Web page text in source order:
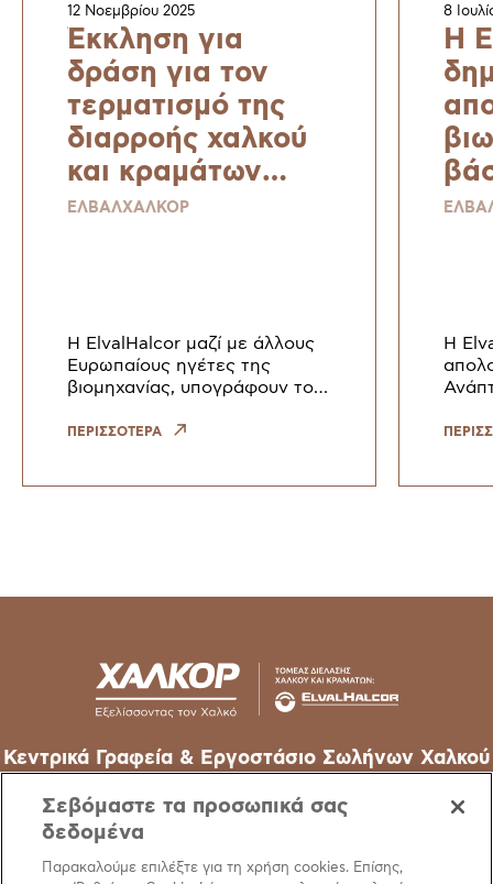
12 Νοεμβρίου 2025
Έκκληση για
δράση για τον
τερματισμό της
διαρροής χαλκού
και κραμάτων
χαλκού – μιας
βιώσιμη Ευρώπη
ΕΛΒΑΛΧΑΛΚΟΡ
Η ElvalHalcor μαζί με άλλους
Ευρωπαίους ηγέτες της
βιομηχανίας, υπογράφουν το
Έκκληση για δράση για τον
ΠΕΡΙΣΣΟΤΕΡΑ
8
H
H
Κεντρικά Γραφεία & Εργοστάσιο Σωλήνων Χαλκού
62o χλμ Εθν. Οδού Αθηνών-Λαμίας, 32011 Οινόφυτα –
Βοιωτίας
T +30 22620 48111
Σεβόμαστε τα προσωπικά σας
δεδομένα
Παρακαλούμε επιλέξτε για τη χρήση cookies. Επίσης,